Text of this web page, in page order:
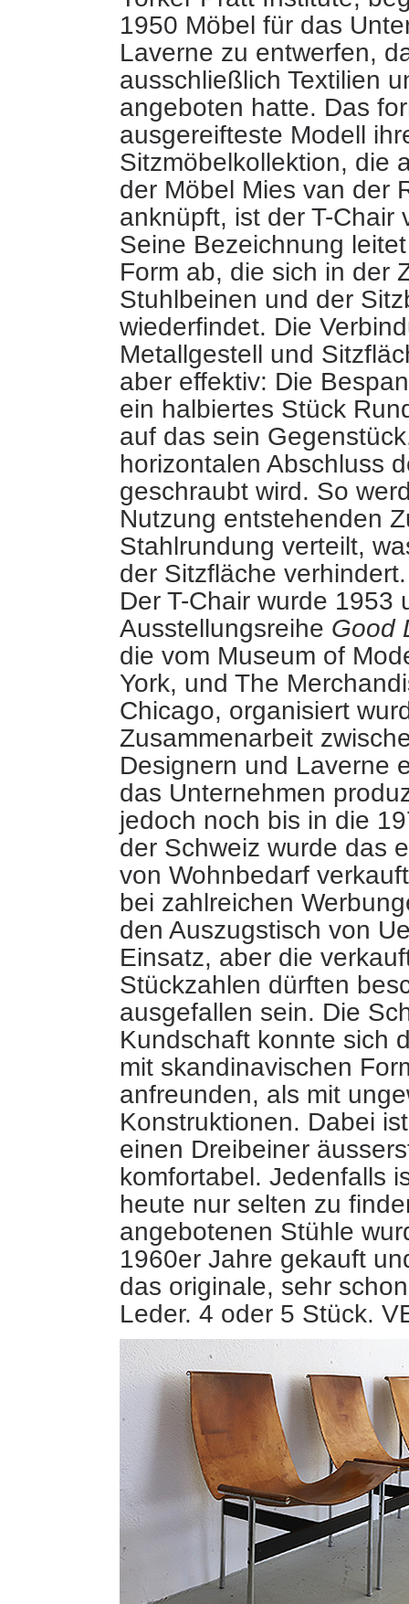
1950 Möbel für das
Laverne zu entwerfen,
ausschließlich Textilien
angeboten hatte. Das
ausgereifteste Modell
Sitzmöbelkollektion, die
der Möbel Mies van der
anknüpft, ist der T-Chair
Seine Bezeichnung
Form ab, die sich in der
Stuhlbeinen und der
wiederfindet. Die
Metallgestell und
aber effektiv: Die
ein halbiertes Stück
auf das sein
horizontalen Abschluss
geschraubt wird. So
Nutzung entstehenden
Stahlrundung verteilt,
der Sitzfläche verhindert.
Der T-Chair wurde 1953
Ausstellungsreihe Good
die vom Museum of
York, und The
Chicago, organisiert
Zusammenarbeit
Designern und Laverne
das Unternehmen
jedoch noch bis in die
der Schweiz wurde das
von Wohnbedarf
bei zahlreichen
den Auszugstisch von
Einsatz, aber die
Stückzahlen dürften
ausgefallen sein. Die
Kundschaft konnte sich
mit skandinavischen
anfreunden, als mit
Konstruktionen. Dabei
einen Dreibeiner
komfortabel. Jedenfalls
heute nur selten zu
angebotenen Stühle
1960er Jahre gekauft
das originale, sehr
Leder. 4 oder 5 Stück.